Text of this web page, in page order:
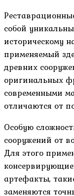
собой
историческому
применяемый
древних
оригинальных
современными
отличаются от
Особую
сооружений от
Для этого
артефакты,
заменяются